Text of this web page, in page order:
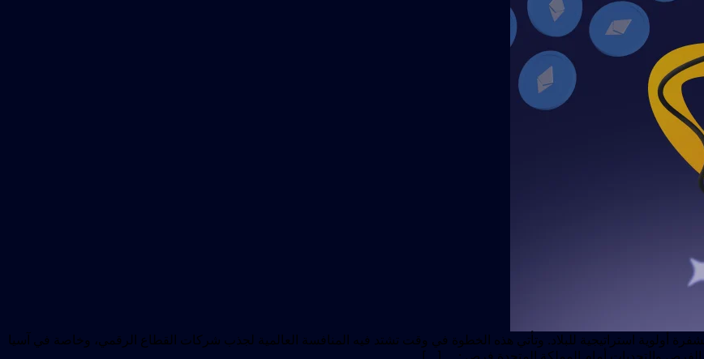
أولوية استراتيجية للبلاد. وتأتي هذه الخطوة في وقت تشتد فيه المنافسة العالمية لجذب شركات القطاع الرقمي، وخاصة في آسيا
الفرص والتحديات أمام المملكة المتحدة فرص : […]